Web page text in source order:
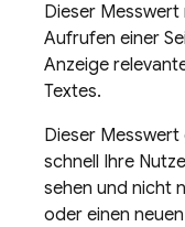
Dieser Messwert
Aufrufen einer
Anzeige
Textes.
Dieser
schnell Ihre
sehen und nicht
oder einen